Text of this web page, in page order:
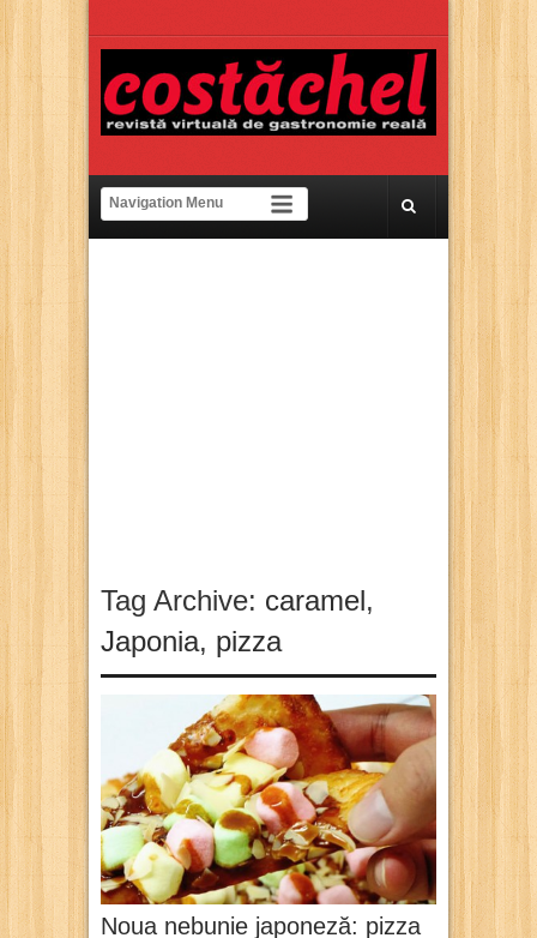
Tag Archive: caramel,
Japonia, pizza
Noua nebunie japoneză: pizza